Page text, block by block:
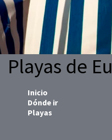
Playas de
Inicio
Dónde ir
Playas